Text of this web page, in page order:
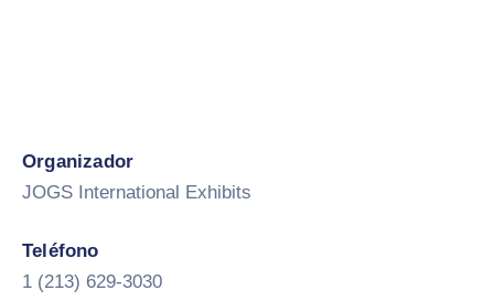
Organizador
JOGS International Exhibits
Teléfono
1 (213) 629-3030